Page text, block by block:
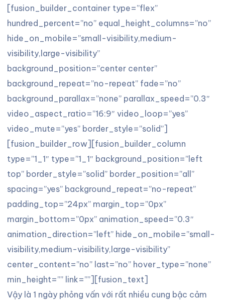
[fusion_builder_container type=”flex”
hundred_percent=”no” equal_height_columns=”no”
hide_on_mobile=”small-visibility,medium-
visibility,large-visibility”
background_position=”center center”
background_repeat=”no-repeat” fade=”no”
background_parallax=”none” parallax_speed=”0.3″
video_aspect_ratio=”16:9″ video_loop=”yes”
video_mute=”yes” border_style=”solid”]
[fusion_builder_row][fusion_builder_column
type=”1_1″ type=”1_1″ background_position=”left
top” border_style=”solid” border_position=”all”
spacing=”yes” background_repeat=”no-repeat”
padding_top=”24px” margin_top=”0px”
margin_bottom=”0px” animation_speed=”0.3″
animation_direction=”left” hide_on_mobile=”small-
visibility,medium-visibility,large-visibility”
center_content=”no” last=”no” hover_type=”none”
min_height=”” link=””][fusion_text]
Vậy là 1 ngày phỏng vấn với rất nhiều cung bậc cảm